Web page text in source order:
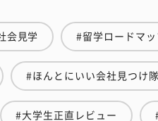
会見学 #留学ロードマッ
#ほんとにいい会社見つけ隊
#大学生正直レビュー